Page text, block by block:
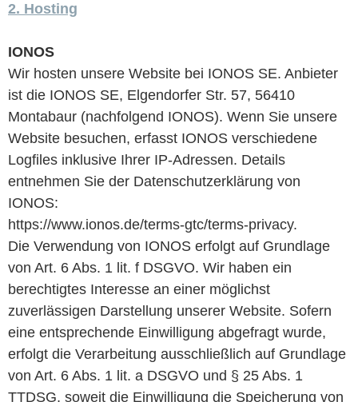
2. Hosting
IONOS
Wir hosten unsere Website bei IONOS SE. Anbieter
ist die IONOS SE, Elgendorfer Str. 57, 56410
Montabaur (nachfolgend IONOS). Wenn Sie unsere
Website besuchen, erfasst IONOS verschiedene
Logfiles inklusive Ihrer IP-Adressen. Details
entnehmen Sie der Datenschutzerklärung von
IONOS:
https://www.ionos.de/terms-gtc/terms-privacy.
Die Verwendung von IONOS erfolgt auf Grundlage
von Art. 6 Abs. 1 lit. f DSGVO. Wir haben ein
berechtigtes Interesse an einer möglichst
zuverlässigen Darstellung unserer Website. Sofern
eine entsprechende Einwilligung abgefragt wurde,
erfolgt die Verarbeitung ausschließlich auf Grundlage
von Art. 6 Abs. 1 lit. a DSGVO und § 25 Abs. 1
TTDSG, soweit die Einwilligung die Speicherung von